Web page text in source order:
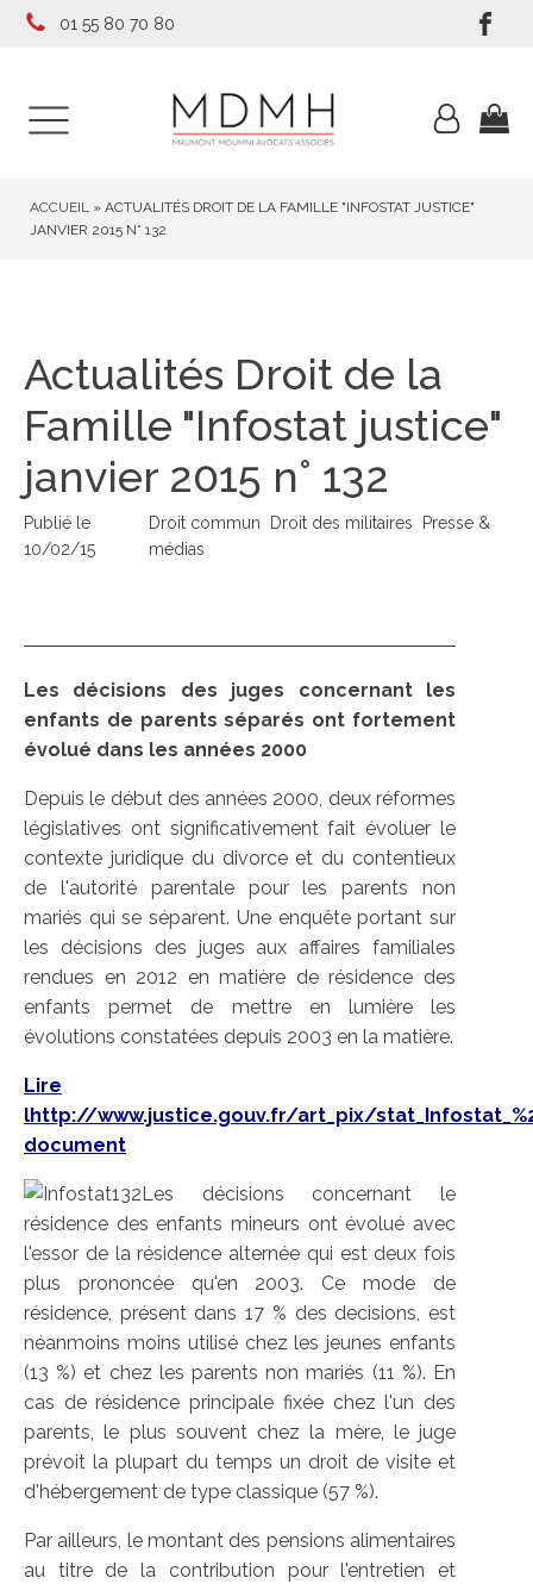
01 55 80 70 80
ACCUEIL » ACTUALITÉS DROIT DE LA FAMILLE "INFOSTAT JUSTICE"
JANVIER 2015 N° 132
Actualités Droit de la
Famille "Infostat justice"
janvier 2015 n° 132
Publié le
10/02/15
Droit commun Droit des militaires
Presse &
médias
Les décisions des juges concernant les
enfants de parents séparés ont fortement
évolué dans les années 2000
Depuis le début des années 2000, deux réformes
législatives ont significativement fait évoluer le
contexte juridique du divorce et du contentieux
de l'autorité parentale pour les parents non
mariés qui se séparent. Une enquête portant sur
les décisions des juges aux affaires familiales
rendues en 2012 en matière de résidence des
enfants permet de mettre en lumière les
évolutions constatées depuis 2003 en la matière.
Lire
lhttp://www.justice.gouv.fr/art_pix/
document
Les décisions concernant le
résidence des enfants mineurs ont évolué avec
l'essor de la résidence alternée qui est deux fois
plus prononcée qu'en 2003. Ce mode de
résidence, présent dans 17 % des decisions, est
néanmoins moins utilisé chez les jeunes enfants
(13 %) et chez les parents non mariés (11 %). En
cas de résidence principale fixée chez l'un des
parents, le plus souvent chez la mère, le juge
prévoit la plupart du temps un droit de visite et
d'hébergement de type classique (57 %).
Par ailleurs, le montant des pensions alimentaires
au titre de la contribution pour l'entretien et